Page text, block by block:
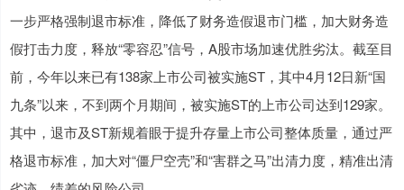
一步严格强制退市标准，降低了财务造假退市门槛，加大财务造
假打击力度，释放“零容忍”信号，A股市场加速优胜劣汰。截至目
前，今年以来已有138家上市公司被实施ST，其中4月12日新“国
九条”以来，不到两个月期间，被实施ST的上市公司达到129家。
其中，退市及ST新规着眼于提升存量上市公司整体质量，通过严
格退市标准，加大对“僵尸空壳”和“害群之马”出清力度，精准出清